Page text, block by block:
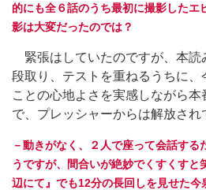
的にも全６話のうち最初に撮影したエ
影は大変だったのでは？
緊張はしていたのですが、本読
段取り、テストを重ねるうちに、
ことの心地よさを実感しながら
で、プレッシャーからは解放され
－動きがなく、２人で座って会話す
うですが、間合いが絶妙でくすくすと
辺にて』でも12分の長回しを見せた今